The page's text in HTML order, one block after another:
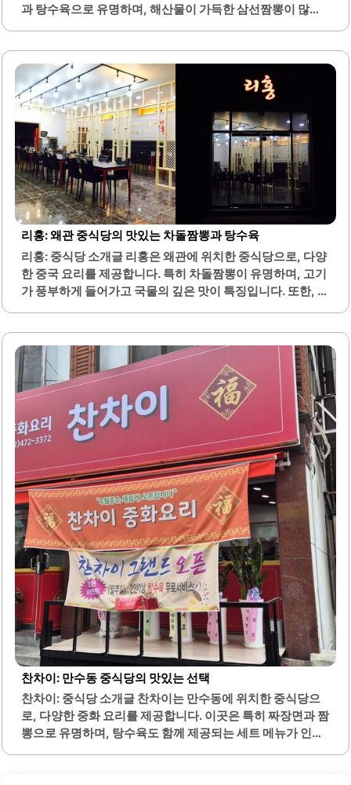
과 탕수육으로 유명하며, 해산물이 가득한 삼선짬뽕이 많은
의 탕수육은 바삭한 식감과 부드러운 속이 조화를 이루며, 많
은 손님들이 만족하는 메뉴 중 하나입니다. 이 식당은 고객의
의견에 귀 기울이며, 서비스에 대한 신경을 많이 쓰는 것으로
알려져 있습니다. 친절한 직원들이 손님을 반갑게 맞이하며,
편안한 분위기를 제공합니다.홍류는 가족 단위 손님이나 친
구들과 함께 방문하기 좋은 장소로, 다양한 메뉴를 함께 즐길
수 있습니다. 또한, 포장 서비스도 제공하여 집에서도 맛있는
음식을 간편하게 즐길 수 있습니다. 이곳은 맛뿐만 아니라,..
리홍: 왜관 중식당의 맛있는 차돌짬뽕과 탕수육
리홍: 중식당 소개글 리홍은 왜관에 위치한 중식당으로, 다양
한 중국 요리를 제공합니다. 특히 차돌짬뽕이 유명하며, 고기
가 풍부하게 들어가고 국물의 깊은 맛이 특징입니다. 또한, 삼
각 테이블마다 터치스크린을 통해 쉽게 주문할 수 있습니다.
탕수육은 갓 튀겨져 바삭한 식감을 자랑하며, 고기가 두껍고
풍미가 뛰어납니다. 리홍에서는 신선한 해물과 야채가 가득
한 삼선짬뽕도 인기 메뉴 중 하나로, 국물이 시원하고 칼칼한
맛을 제공합니다.고객들은 셀프코너에서 원하는 만큼 밥을
떠서 먹을 수 있어 편리함을 느낄 수 있습니다. 북경식 탕수육
은 찹쌀로 만들어져 바삭하고 쫄깃한 식감을 자랑하며, 소스
와의 조화가 뛰어납니다. 짬뽕은 숙주가 들어가 깔끔한 국물
맛을 제공합니다.리홍은 대구에서..
찬차이: 만수동 중식당의 맛있는 선택
찬차이: 중식당 소개글 찬차이는 만수동에 위치한 중식당으
로, 다양한 중화 요리를 제공합니다. 이곳은 특히 짜장면과 짬
뽕으로 유명하며, 탕수육도 함께 제공되는 세트 메뉴가 인기